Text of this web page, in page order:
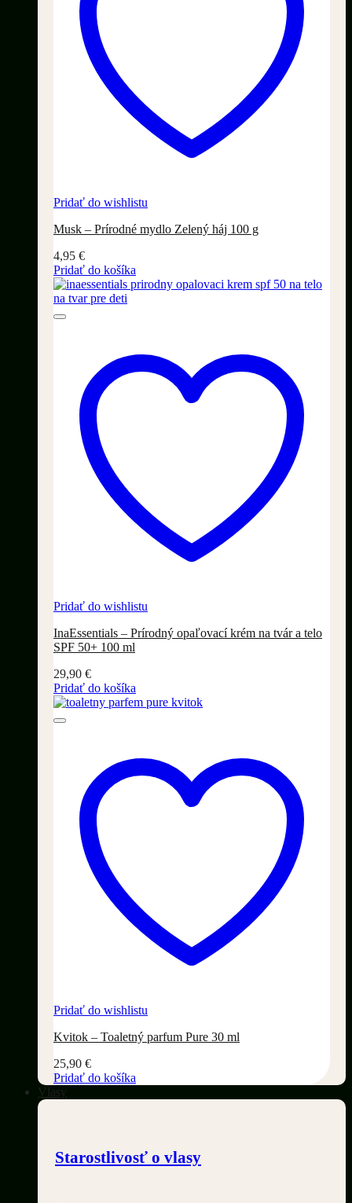
Pridať do wishlistu
Musk – Prírodné mydlo Zelený háj 100 g
4,95 €
Pridať do košíka
Pridať do wishlistu
InaEssentials – Prírodný opaľovací krém na tvár a telo
SPF 50+ 100 ml
29,90 €
Pridať do košíka
Pridať do wishlistu
Kvitok – Toaletný parfum Pure 30 ml
25,90 €
Pridať do košíka
Vlasy
Starostlivosť o vlasy